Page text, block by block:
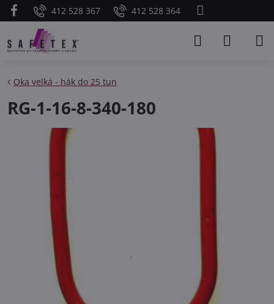
412 528 367 412 528 364
Oka velká - hák do 25 tun
RG-1-16-8-340-180